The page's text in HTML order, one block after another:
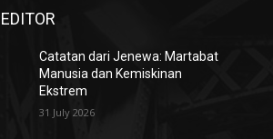
Catatan dari Jenewa: Martabat
Manusia dan Kemiskinan
Ekstrem
31 July 2026